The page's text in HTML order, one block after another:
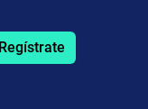
Regístrate